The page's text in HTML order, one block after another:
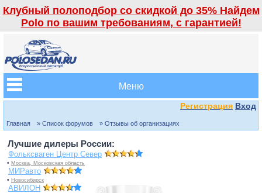
Клубный полоподбор со скидкой до 35% Найдем
Polo по вашим требованиям, с гарантией!
Меню
Регистрация Вход
Главная » Список форумов » Отзывы об организациях
Лучшие дилеры России:
Фольксваген Центр Север
• Москва, Московская область
МИРавто
• Новосибирск
АВИЛОН